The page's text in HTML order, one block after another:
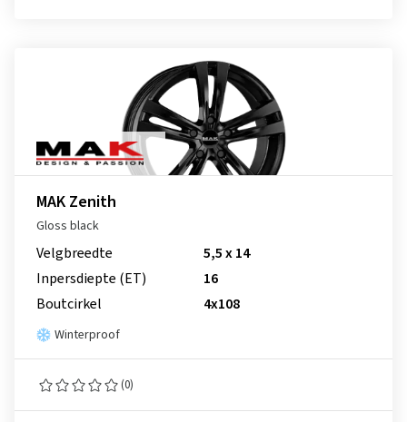
MAK Zenith
Gloss black
Velgbreedte
5,5 x 14
Inpersdiepte (ET)
16
Boutcirkel
4x108
Winterproof
(0)